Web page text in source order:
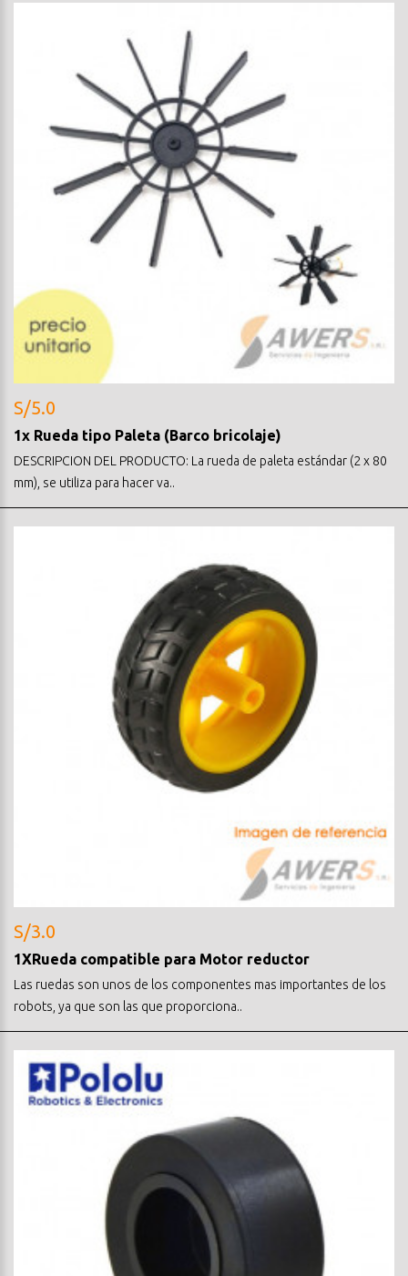
S/5.0
1x Rueda tipo Paleta (Barco bricolaje)
DESCRIPCION DEL PRODUCTO: La rueda de paleta estándar (2 x 80
mm), se utiliza para hacer va..
S/3.0
1XRueda compatible para Motor reductor
Las ruedas son unos de los componentes mas importantes de los
robots, ya que son las que proporciona..